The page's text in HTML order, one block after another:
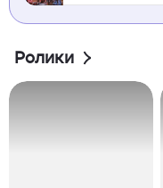
Ролики